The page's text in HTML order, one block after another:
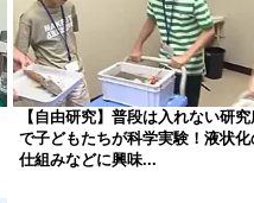
【自由研究】普段は入れない研究
で子どもたちが科学実験！液状化
仕組みなどに興味...